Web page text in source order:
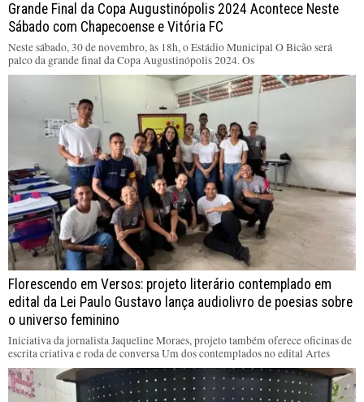
Grande Final da Copa Augustinópolis 2024 Acontece Neste
Sábado com Chapecoense e Vitória FC
Neste sábado, 30 de novembro, às 18h, o Estádio Municipal O Bicão será
palco da grande final da Copa Augustinópolis 2024. Os
Florescendo em Versos: projeto literário contemplado em
edital da Lei Paulo Gustavo lança audiolivro de poesias sobre
o universo feminino
Iniciativa da jornalista Jaqueline Moraes, projeto também oferece oficinas de
escrita criativa e roda de conversa Um dos contemplados no edital Artes